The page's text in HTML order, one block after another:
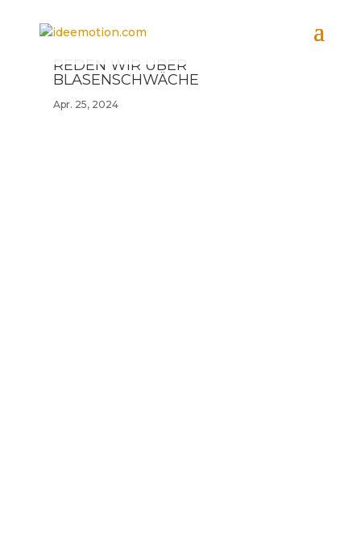
REDEN WIR ÜBER
BLASENSCHWÄCHE
Apr. 25, 2024